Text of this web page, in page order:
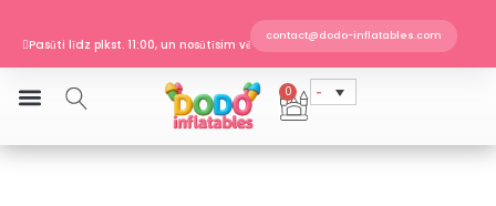
content
Pasūti līdz plkst. 11:00, un nosūtīsim vēl šodien
EN 14960 · TÜV SÜD sertificēts
Piegāde uz Latviju
Pasūti līdz plkst. 11:00, un nosūtīsim vēl šodien
contact@dodo-inflatables.com
0
Cart